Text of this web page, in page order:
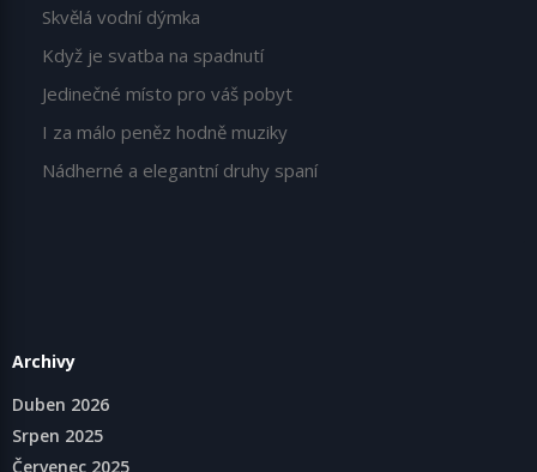
Skvělá vodní dýmka
Když je svatba na spadnutí
Jedinečné místo pro váš pobyt
I za málo peněz hodně muziky
Nádherné a elegantní druhy spaní
Archivy
Duben 2026
Srpen 2025
Červenec 2025